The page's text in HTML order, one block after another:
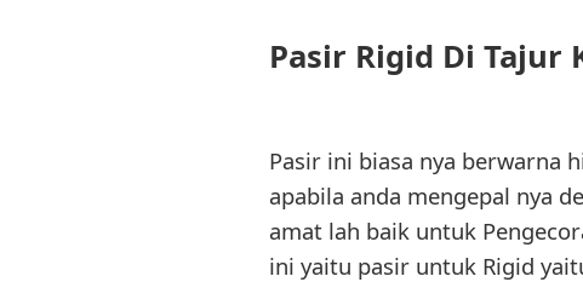
Pasir Rigid Di Tajur
Pasir ini biasa nya berwarna
apabila anda mengepal nya
amat lah baik untuk
ini yaitu pasir untuk Rigid